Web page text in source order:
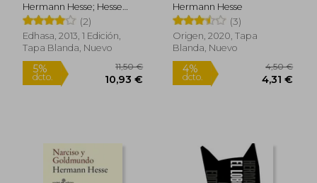
Hermann Hesse; Hesse
Hermann
(2)
Edhasa, 2013, 1 Edición,
Tapa Blanda, Nuevo
Hermann Hesse
(3)
Origen, 2020, Tapa
Blanda, Nuevo